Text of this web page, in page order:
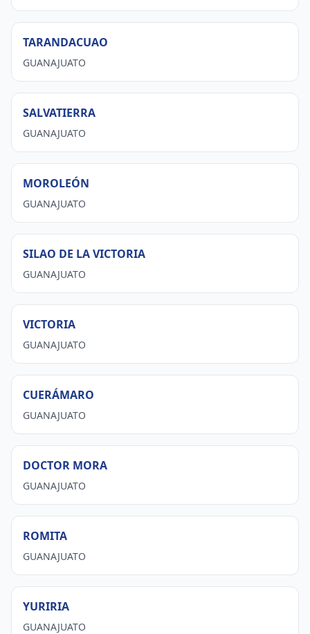
TARANDACUAO
GUANAJUATO
SALVATIERRA
GUANAJUATO
MOROLEÓN
GUANAJUATO
SILAO DE LA VICTORIA
GUANAJUATO
VICTORIA
GUANAJUATO
CUERÁMARO
GUANAJUATO
DOCTOR MORA
GUANAJUATO
ROMITA
GUANAJUATO
YURIRIA
GUANAJUATO